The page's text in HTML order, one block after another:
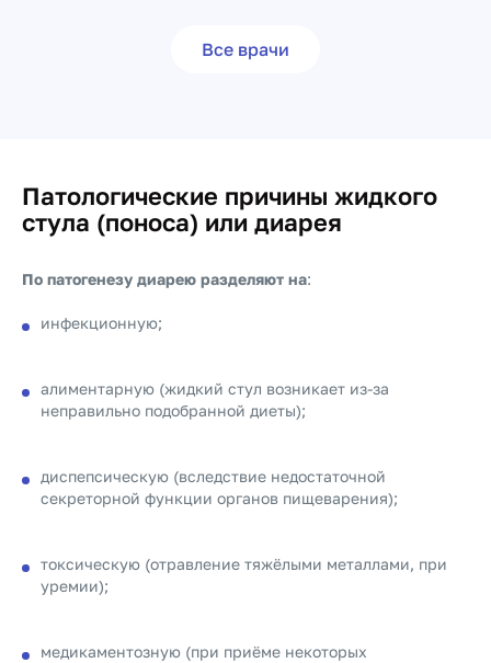
Все врачи
Патологические причины жидкого
стула (поноса) или диарея
По патогенезу диарею разделяют на:
инфекционную;
алиментарную (жидкий стул возникает из-за
неправильно подобранной диеты);
диспепсическую (вследствие недостаточной
секреторной функции органов пищеварения);
токсическую (отравление тяжёлыми металлами, при
уремии);
медикаментозную (при приёме некоторых